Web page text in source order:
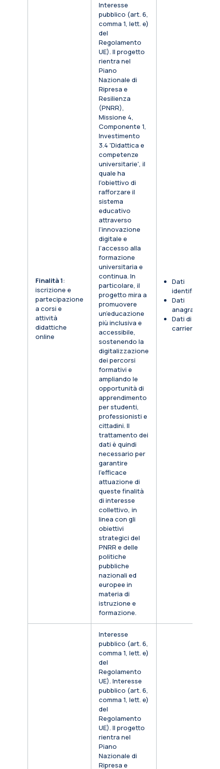
Finalità 1:
iscrizione e
partecipazione
a corsi e
attività
didattiche
online
Interesse
pubblico (art. 6,
comma 1, lett. e)
del
Regolamento
UE). Il progetto
rientra nel
Piano
Nazionale di
Ripresa e
Resilienza
(PNRR),
Missione 4,
Componente 1,
Investimento
3.4 'Didattica e
competenze
universitarie', il
quale ha
l'obiettivo di
rafforzare il
sistema
educativo
attraverso
l’innovazione
digitale e
l’accesso alla
formazione
universitaria e
continua. In
particolare, il
progetto mira a
promuovere
un’educazione
più inclusiva e
accessibile,
sostenendo la
digitalizzazione
dei percorsi
formativi e
ampliando le
opportunità di
apprendimento
per studenti,
professionisti e
cittadini. Il
trattamento dei
dati è quindi
necessario per
garantire
l’efficace
attuazione di
queste finalità
di interesse
collettivo, in
linea con gli
obiettivi
strategici del
PNRR e delle
politiche
pubbliche
nazionali ed
europee in
materia di
istruzione e
formazione.
Dati
identificativi
Dati
anagrafici
Dati di
carriera
Interesse
pubblico (art. 6,
comma 1, lett. e)
del
Regolamento
UE). Interesse
pubblico (art. 6,
comma 1, lett. e)
del
Regolamento
UE). Il progetto
rientra nel
Piano
Nazionale di
Ripresa e